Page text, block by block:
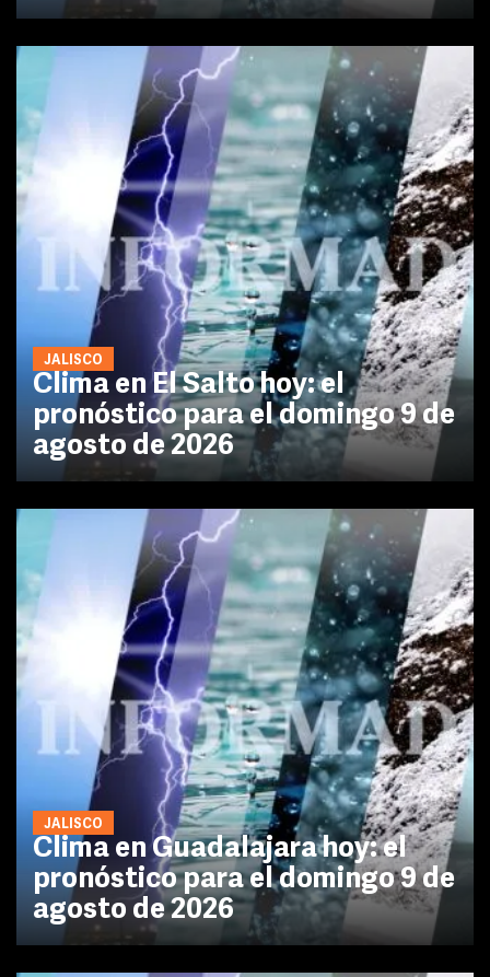
JALISCO
Clima en El Salto hoy: el
pronóstico para el domingo 9 de
agosto de 2026
JALISCO
Clima en Guadalajara hoy: el
pronóstico para el domingo 9 de
agosto de 2026